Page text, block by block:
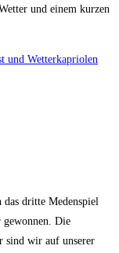
und einem kurzen
und Wetterkapriolen
dritte Medenspiel
Die
sind wir auf unserer